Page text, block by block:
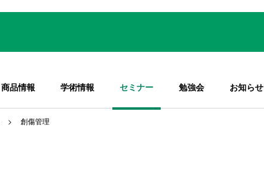
商品情報 学術情報 セミナー 勉強会 お知らせ
創傷管理